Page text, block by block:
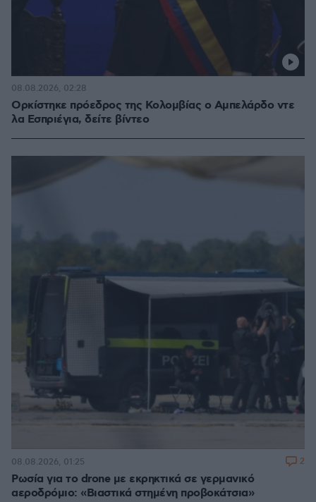
Ορκίστηκε πρόεδρος της Κολομβίας ο Αμπελάρδο ντε
λα Εσπριέγια, δείτε βίντεο
08.08.2026, 02:28
Ρωσία για το drone με εκρηκτικά σε γερμανικό
αεροδρόμιο: «Βιαστικά στημένη προβοκάτσια»
08.08.2026, 01:25 2